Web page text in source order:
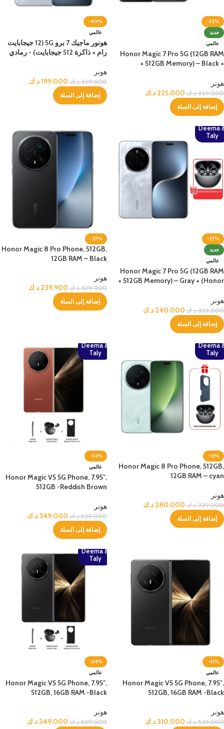
-32%
جديد
عالمي
Honor Magic 7 Pro 5G (12GB RAM
+ 512GB Memory) – Black +
هونر
329.000 د.ك 225.000 د.ك
إضافة إلى السلة
-40%
عالمي
هونور ماجيك 7 برو 5G (12 جيجابايت
رام + ذاكرة 512 جيجابايت) - رمادي
هونر
329.000 د.ك 199.000د.ك
إضافة إلى السلة
Deema
Taly
-27%
جديد
عالمي
Honor Magic 7 Pro 5G (12GB RAM
+ 512GB Memory) – Gray + (Honor
هونر
329.000 د.ك 240.000 د.ك
إضافة إلى السلة
-27%
Honor Magic 8 Pro Phone, 512GB,
12GB RAM – Black
هونر
329.000 د.ك 239.900 د.ك
إضافة إلى السلة
Deema
Taly
-15%
Honor Magic 8 Pro Phone, 512GB,
12GB RAM – cyan
هونر
329.000 د.ك 280.000 د.ك
إضافة إلى السلة
Deema &
Taly
-34%
عالمي
Honor Magic V5 5G Phone, 7.95″,
512GB -Reddish Brown
هونر
529.000 د.ك 349.000 د.ك
إضافة إلى السلة
-41%
عالمي
Honor Magic V5 5G Phone, 7.95″,
512GB, 16GB RAM -Black
هونر
529.000 د.ك 310.000 د.ك
Deema &
Taly
-34%
عالمي
Honor Magic V5 5G Phone, 7.95″,
512GB, 16GB RAM -Black
هونر
529.000 د.ك 349.000 د.ك